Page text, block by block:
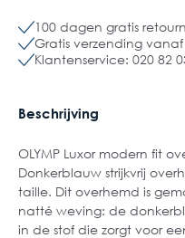
100 dagen gratis
Gratis verzending vanaf
Klantenservice: 020 82
Beschrijving
OLYMP Luxor modern fit
Donkerblauw strijkvrij
taille. Dit overhemd is
natté weving: de
in de stof die zorgt voor